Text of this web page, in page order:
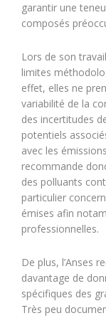
garantir une
composés
Lors de son
limites
effet, elles ne
variabilité de la
des incertitudes
potentiels
avec les
recommande
des polluants
particulier
émises afin
professionnelles.
De plus, l’Anses
davantage de
spécifiques des
Très peu